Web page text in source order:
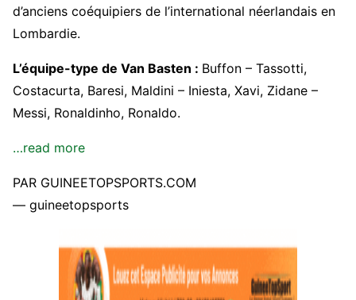
d’anciens coéquipiers de l’international néerlandais en
Lombardie.
L’équipe-type de Van Basten : Buffon – Tassotti,
Costacurta, Baresi, Maldini – Iniesta, Xavi, Zidane –
Messi, Ronaldinho, Ronaldo.
…read more
PAR GUINEETOPSPORTS.COM
— guineetopsports